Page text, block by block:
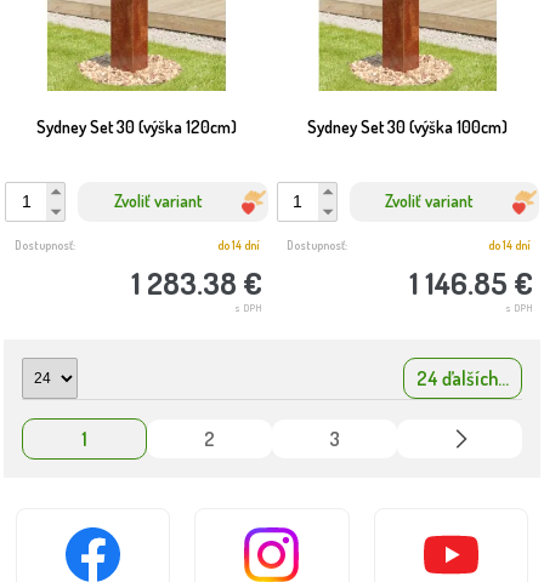
Sydney Set 30 (výška 120cm)
Zvoliť variant
1 283.38 €
s DPH
Dostupnosť: do 14 dní
Sydney Set 30 (výška 100cm)
Zvoliť variant
1 146.85 €
s DPH
Dostupnosť: do 14 dní
24 ďalších...
1 2 3